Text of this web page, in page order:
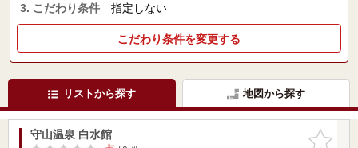
3. こだわり条件 指定しない
こだわり条件を変更する
リストから探す 地図から探す
お気に入
守山温泉 白水館